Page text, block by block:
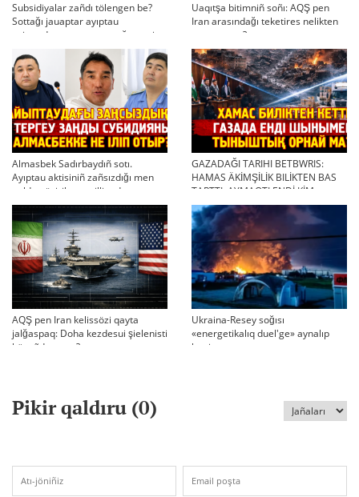
Subsidiyalar zañdı tölengen be?
Sottağı jauaptar ayıptau
twjırımdarın qayta qarauğa negiz
bola ala ma?
Uaqıtşa bitimniñ soñı: AQŞ pen
Iran arasındağı teketires nelikten
qayta uşıqtı?
Almasbek Sadırbaydıñ sotı.
Ayıptau aktisiniñ zañsızdığı men
qoldan ösirilgen milliondar
GAZADAĞI TARIHI BETBWRIS:
HAMAS ÄKİMŞİLİK BILİKTEN BAS
TARTTI. AYMAQTI ENDİ KİM
BASQARADI?
AQŞ pen Iran kelissözi qayta
jalğaspaq: Doha kezdesui şielenisti
bäseñdete me?
Ukraina-Resey soğısı
«energetikalıq duel'ge» aynalıp
ketti
Pikir qaldıru (0)